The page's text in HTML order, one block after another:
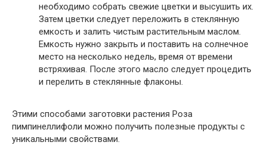
необходимо собрать свежие цветки и высушить их.
Затем цветки следует переложить в стеклянную
емкость и залить чистым растительным маслом.
Емкость нужно закрыть и поставить на солнечное
место на несколько недель, время от времени
встряхивая. После этого масло следует процедить
и перелить в стеклянные флаконы.
Этими способами заготовки растения Роза
пимпинеллифоли можно получить полезные продукты с
уникальными свойствами.